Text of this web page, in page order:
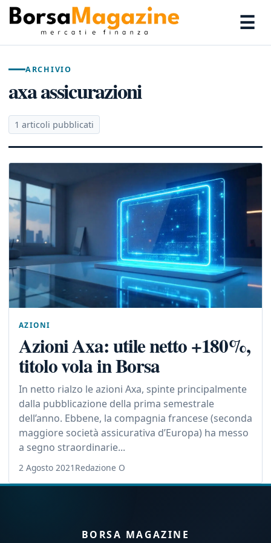
☰
ARCHIVIO
axa assicurazioni
1 articoli pubblicati
AZIONI
Azioni Axa: utile netto +180%,
titolo vola in Borsa
In netto rialzo le azioni Axa, spinte principalmente
dalla pubblicazione della prima semestrale
dell’anno. Ebbene, la compagnia francese (seconda
maggiore società assicurativa d’Europa) ha messo
a segno straordinarie...
2 Agosto 2021 Redazione O
BORSA MAGAZINE